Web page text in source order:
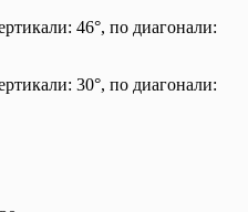
46°, по диагонали:
30°, по диагонали: